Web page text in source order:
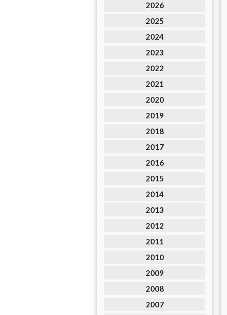
2026
2025
2024
2023
2022
2021
2020
2019
2018
2017
2016
2015
2014
2013
2012
2011
2010
2009
2008
2007